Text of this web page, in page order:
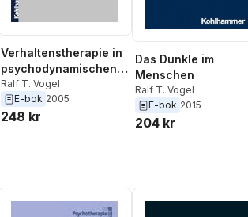
Verhaltenstherapie in
psychodynamischen
Behandlungen
Ralf T. Vogel
E-bok 2005
248 kr
Das Dunkle im
Menschen
Ralf T. Vogel
E-bok 2015
204 kr